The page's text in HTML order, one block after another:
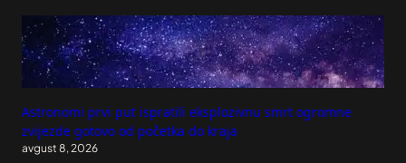
Astronomi prvi put ispratili eksplozivnu smrt ogromne
zvijezde gotovo od početka do kraja
avgust 8, 2026